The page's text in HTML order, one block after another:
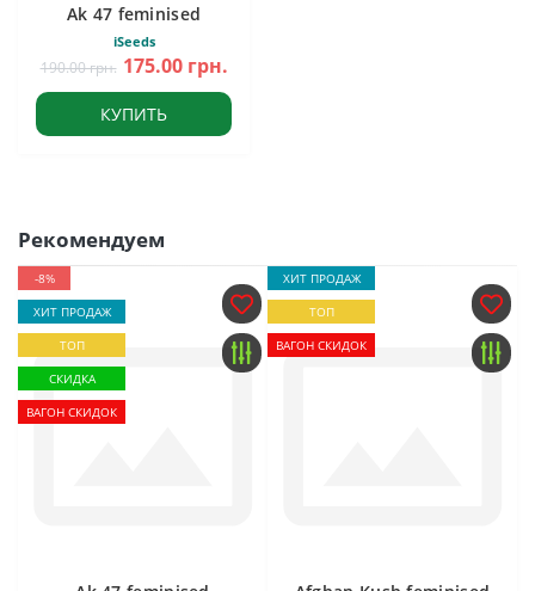
Ak 47 feminised
iSeeds
190.00 грн. 175.00 грн.
КУПИТЬ
Рекомендуем
-8%
ХИТ ПРОДАЖ
ТОП
СКИДКА
ВАГОН СКИДОК
ХИТ ПРОДАЖ
ТОП
ВАГОН СКИДОК